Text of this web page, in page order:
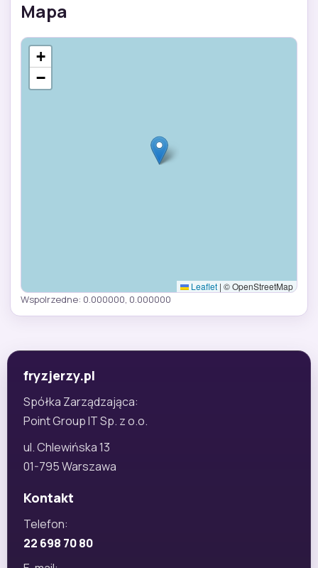
Mapa
+
−
Leaflet | © OpenStreetMap
Wspolrzedne: 0.000000, 0.000000
fryzjerzy.pl
Spółka Zarządzająca:
Point Group IT Sp. z o.o.
ul. Chlewińska 13
01-795 Warszawa
Kontakt
Telefon:
22 698 70 80